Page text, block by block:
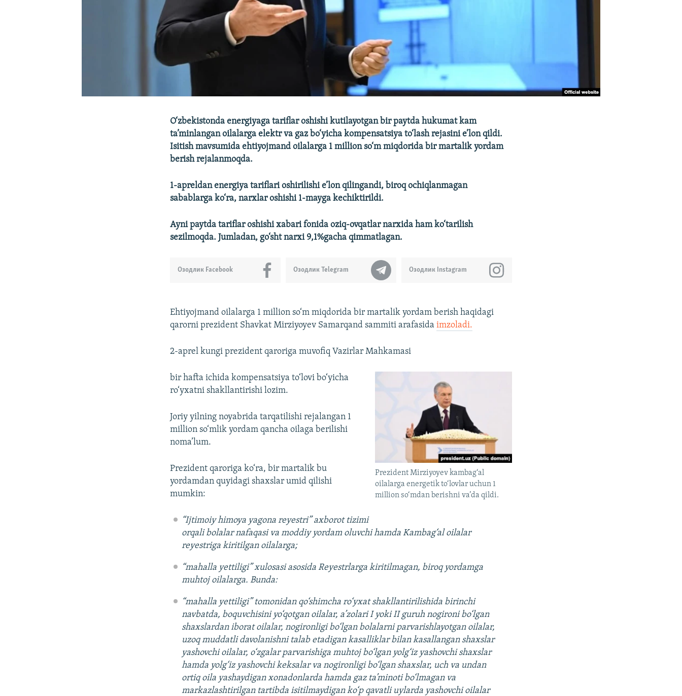
O‘zbekistonda energiyaga tariflar oshishi kutilayotgan bir paytda hukumat kam
ta’minlangan oilalarga elektr va gaz bo‘yicha kompensatsiya to‘lash rejasini e’lon qildi.
Isitish mavsumida ehtiyojmand oilalarga 1 million so‘m miqdorida bir martalik yordam
berish rejalanmoqda.
1-apreldan energiya tariflari oshirilishi e’lon qilingandi, biroq ochiqlanmagan
sabablarga ko‘ra, narxlar oshishi 1-mayga kechiktirildi.
Ayni paytda tariflar oshishi xabari fonida oziq-ovqatlar narxida ham ko‘tarilish
sezilmoqda. Jumladan, go‘sht narxi 9,1%gacha qimmatlagan.
Озодлик Telegram Озодлик Instagram
Озодлик Facebook
Ehtiyojmand oilalarga 1 million so‘m miqdorida bir martalik yordam berish haqidagi
qarorni prezident Shavkat Mirziyoyev Samarqand sammiti arafasidaimzoladi.
2-aprel kungi prezident qaroriga muvofiq Vazirlar Mahkamasi
Prezident Mirziyoyev kambag‘al
oilalarga energetik to‘lovlar uchun 1
million so‘mdan berishni va’da qildi.
bir hafta ichida kompensatsiya to‘lovi bo‘yicha
ro‘yxatni shakllantirishi lozim.
Joriy yilning noyabrida tarqatilishi rejalangan 1
million so‘mlik yordam qancha oilaga berilishi
noma’lum.
Prezident qaroriga ko‘ra, bir martalik bu
yordamdan quyidagi shaxslar umid qilishi
mumkin:
“Ijtimoiy himoya yagona reyestri” axborot tizimi
orqali bolalar nafaqasi va moddiy yordam oluvchi hamda Kambag‘al oilalar
reyestriga kiritilgan oilalarga;
“mahalla yettiligi” xulosasi asosida Reyestrlarga kiritilmagan, biroq yordamga
muhtoj oilalarga. Bunda:
“mahalla yettiligi” tomonidan qo‘shimcha ro‘yxat shakllantirilishida birinchi
navbatda, boquvchisini yo‘qotgan oilalar, a’zolari I yoki II guruh nogironi bo‘lgan
shaxslardan iborat oilalar, nogironligi bo‘lgan bolalarni parvarishlayotgan oilalar,
uzoq muddatli davolanishni talab etadigan kasalliklar bilan kasallangan shaxslar
yashovchi oilalar, o‘zgalar parvarishiga muhtoj bo‘lgan yolg‘iz yashovchi shaxslar
hamda yolg‘iz yashovchi keksalar va nogironligi bo‘lgan shaxslar, uch va undan
ortiq oila yashaydigan xonadonlarda hamda gaz ta’minoti bo‘lmagan va
markazlashtirilgan tartibda isitilmaydigan ko‘p qavatli uylarda yashovchi oilalar